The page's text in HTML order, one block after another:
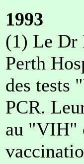
1993
(1) Le Dr
Perth
des tests
PCR.
au "VIH"